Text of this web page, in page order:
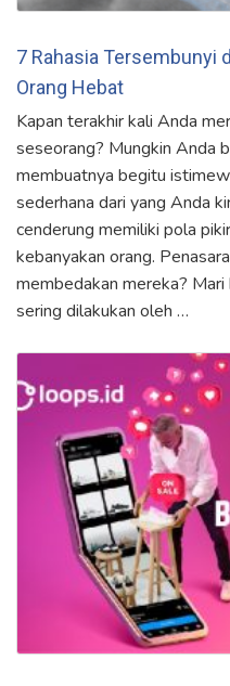
7 Rahasia Tersembunyi
Orang Hebat
Kapan terakhir kali Anda
seseorang? Mungkin Anda
membuatnya begitu
sederhana dari yang Anda
cenderung memiliki pola
kebanyakan orang.
membedakan mereka?
sering dilakukan oleh …